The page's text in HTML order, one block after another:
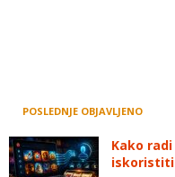
POSLEDNJE OBJAVLJENO
Kako
iskoristiti